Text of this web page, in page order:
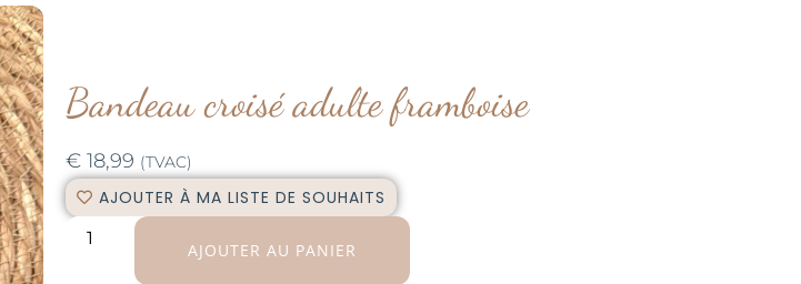
Bandeau croisé adulte framboise
€ 18,99 (TVAC)
AJOUTER À MA LISTE DE SOUHAITS
AJOUTER AU PANIER